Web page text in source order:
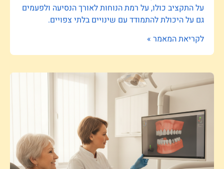
על התקציב כולו, על רמת הנוחות לאורך הנסיעה ולפעמים
גם על היכולת להתמודד עם שינויים בלתי צפויים.
לקריאת המאמר »